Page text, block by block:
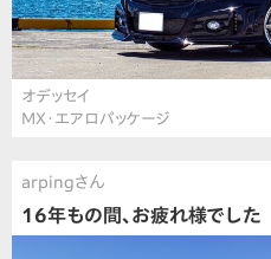
オデッセイ
MX・エアロパッケージ
arpingさん
16年もの間、お疲れ様でした